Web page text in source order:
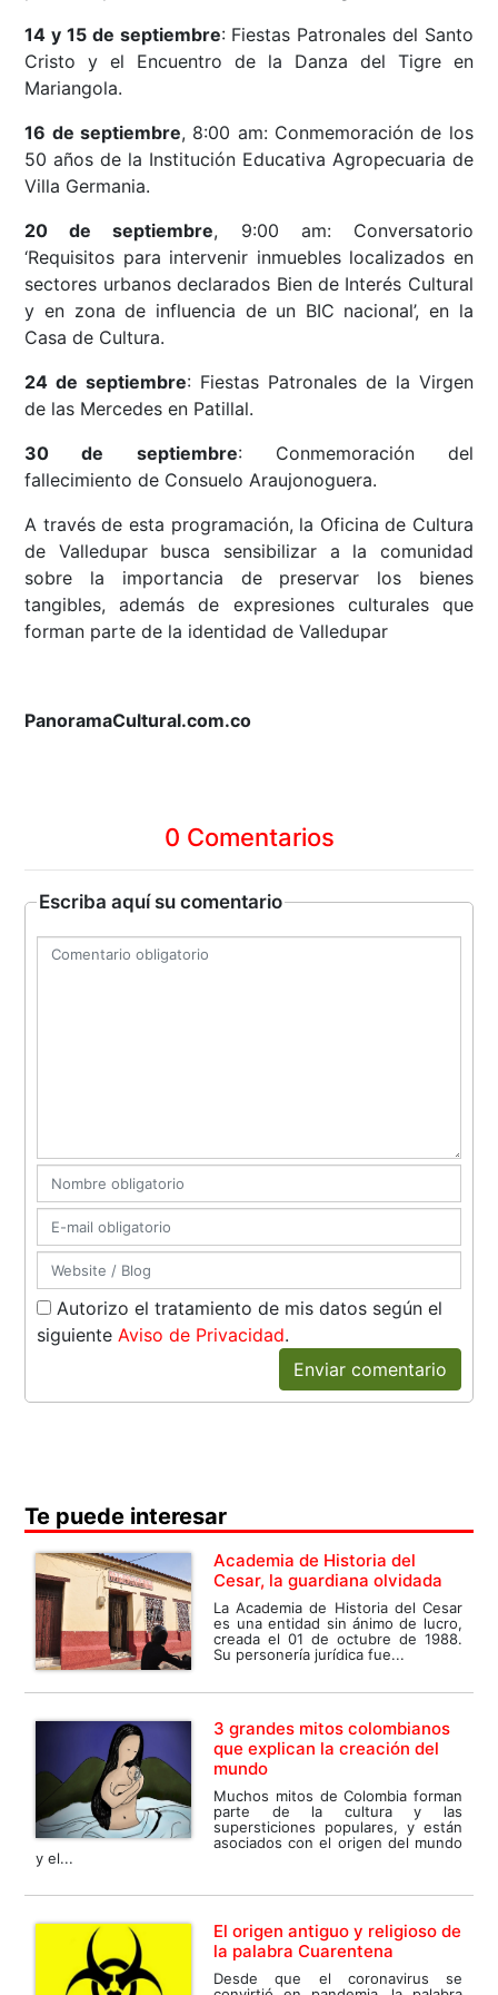
14 y 15 de septiembre: Fiestas Patronales del Santo
Cristo y el Encuentro de la Danza del Tigre en
Mariangola.
16 de septiembre, 8:00 am: Conmemoración de los
50 años de la Institución Educativa Agropecuaria de
Villa Germania.
20 de septiembre, 9:00 am: Conversatorio
‘Requisitos para intervenir inmuebles localizados en
sectores urbanos declarados Bien de Interés Cultural
y en zona de influencia de un BIC nacional’, en la
Casa de Cultura.
24 de septiembre: Fiestas Patronales de la Virgen
de las Mercedes en Patillal.
30 de septiembre: Conmemoración del
fallecimiento de Consuelo Araujonoguera.
A través de esta programación, la Oficina de Cultura
de Valledupar busca sensibilizar a la comunidad
sobre la importancia de preservar los bienes
tangibles, además de expresiones culturales que
forman parte de la identidad de Valledupar
PanoramaCultural.com.co
0 Comentarios
Escriba aquí su comentario
Autorizo el tratamiento de mis datos según el
siguienteAviso de Privacidad.
Enviar comentario
Te puede interesar
Academia de Historia del
Cesar, la guardiana olvidada
La Academia de Historia del Cesar
es una entidad sin ánimo de lucro,
creada el 01 de octubre de 1988.
Su personería jurídica fue...
3 grandes mitos colombianos
que explican la creación del
mundo
Muchos mitos de Colombia forman
parte de la cultura y las
supersticiones populares, y están
asociados con el origen del mundo
y el...
El origen antiguo y religioso de
la palabra Cuarentena
Desde que el coronavirus se